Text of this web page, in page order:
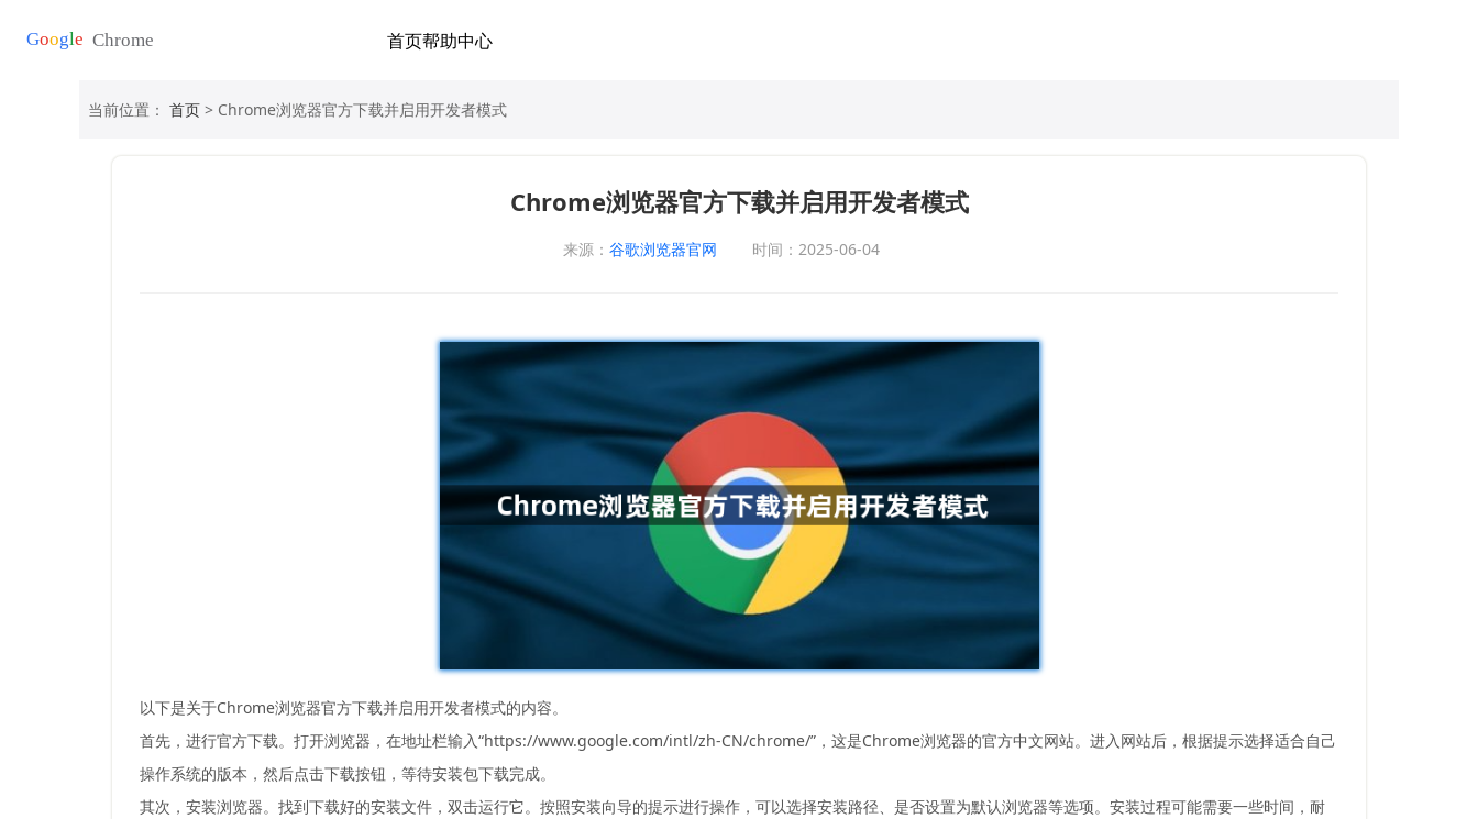
首页帮助中心
当前位置： 首页 > Chrome浏览器官方下载并启用开发者模式
Chrome浏览器官方下载并启用开发者模式
来源： 谷歌浏览器官网 时间：2025-06-04
以下是关于Chrome浏览器官方下载并启用开发者模式的内容。
首先，进行官方下载。打开浏览器，在地址栏输入“https://www.google.com/intl/zh-CN/chrome/”，这是Chrome浏览器的官方中文网站。进入网站后，根据提示选择适合自己
操作系统的版本，然后点击下载按钮，等待安装包下载完成。
其次，安装浏览器。找到下载好的安装文件，双击运行它。按照安装向导的提示进行操作，可以选择安装路径、是否设置为默认浏览器等选项。安装过程可能需要一些时间，耐